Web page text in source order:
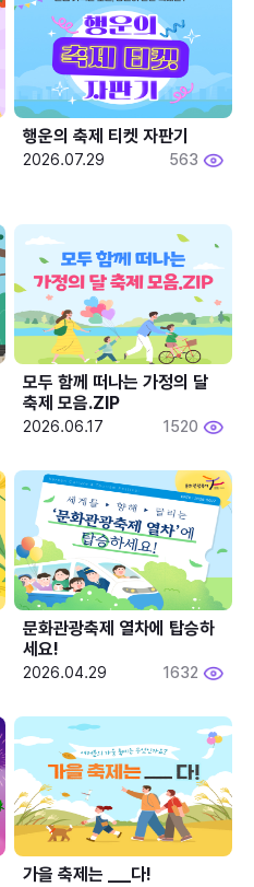
행운의 축제 티켓 자판기
2026.07.29 563
모두 함께 떠나는 가정의 달
축제 모음.ZIP
2026.06.17 1520
문화관광축제 열차에 탑승하
세요!
2026.04.29 1632